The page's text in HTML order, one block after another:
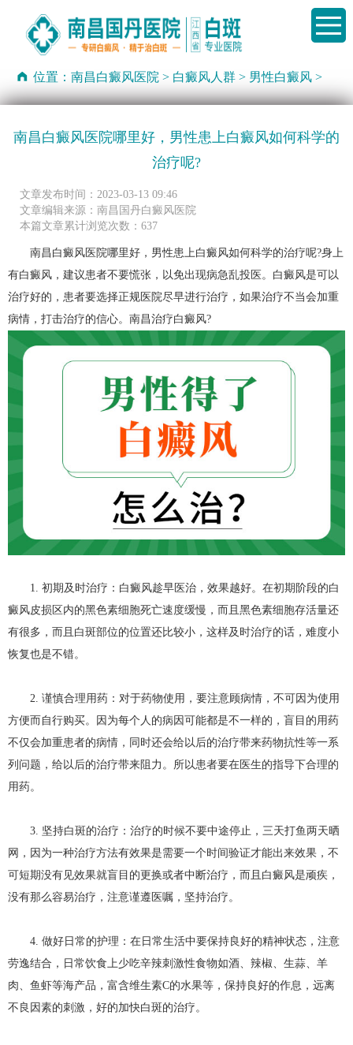
位置：南昌白癜风医院 > 白癜风人群 > 男性白癜风 >
南昌白癜风医院哪里好，男性患上白癜风如何科学的
治疗呢?
文章发布时间：2023-03-13 09:46
文章编辑来源：南昌国丹白癜风医院
本篇文章累计浏览次数：637
南昌白癜风医院哪里好，男性患上白癜风如何科学的治疗呢?身上
有白癜风，建议患者不要慌张，以免出现病急乱投医。白癜风是可以
治疗好的，患者要选择正规医院尽早进行治疗，如果治疗不当会加重
病情，打击治疗的信心。 南昌治疗白癜风?
1. 初期及时治疗：白癜风趁早医治，效果越好。在初期阶段的白
癜风皮损区内的黑色素细胞死亡速度缓慢，而且黑色素细胞存活量还
有很多，而且白斑部位的位置还比较小，这样及时治疗的话，难度小
恢复也是不错。
2. 谨慎合理用药：对于药物使用，要注意顾病情，不可因为使用
方便而自行购买。因为每个人的病因可能都是不一样的，盲目的用药
不仅会加重患者的病情，同时还会给以后的治疗带来药物抗性等一系
列问题，给以后的治疗带来阻力。所以患者要在医生的指导下合理的
用药。
3. 坚持白斑的治疗：治疗的时候不要中途停止，三天打鱼两天晒
网，因为一种治疗方法有效果是需要一个时间验证才能出来效果，不
可短期没有见效果就盲目的更换或者中断治疗，而且白癜风是顽疾，
没有那么容易治疗，注意谨遵医嘱，坚持治疗。
4. 做好日常的护理：在日常生活中要保持良好的精神状态，注意
劳逸结合，日常饮食上少吃辛辣刺激性食物如酒、辣椒、生蒜、羊
肉、鱼虾等海产品，富含维生素C的水果等，保持良好的作息，远离
不良因素的刺激，好的加快白斑的治疗。